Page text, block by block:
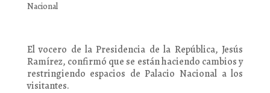
Nacional
El vocero de la Presidencia de la República, Jesús
Ramírez, confirmó que se están haciendo cambios y
restringiendo espacios de Palacio Nacional a los
visitantes.